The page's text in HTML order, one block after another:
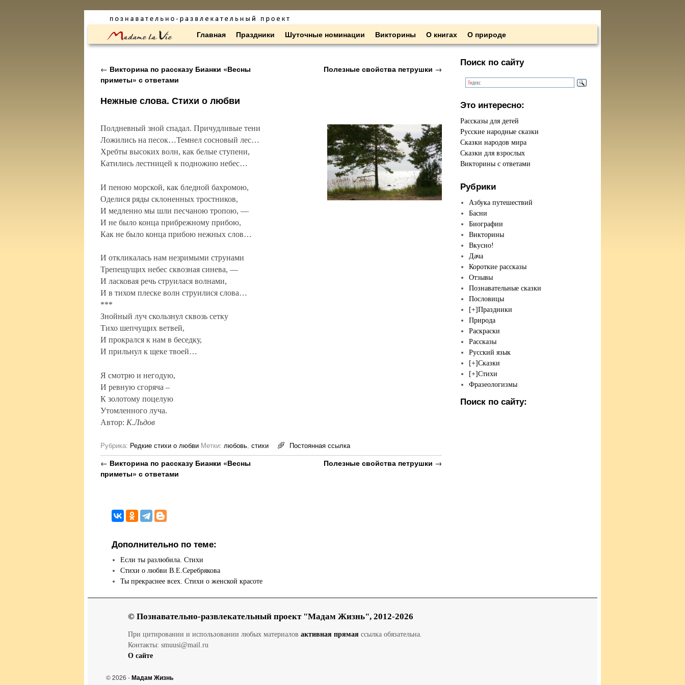
Перейти к основному содержимому
Перейти к дополнительному содержимому Главная Праздники Шуточные номинации Викторины О книгах О природе
Навигация по записям
← Викторина по рассказу Бианки «Весны
приметы» с ответами
Полезные свойства петрушки →
Нежные слова. Стихи о любви
Полдневный зной спадал. Причудливые тени
Ложились на песок…Темнел сосновый лес…
Хребты высоких волн, как белые ступени,
Катились лестницей к подножию небес…
И пеною морской, как бледной бахромою,
Оделися ряды склоненных тростников,
И медленно мы шли песчаною тропою, —
И не было конца прибрежному прибою,
Как не было конца прибою нежных слов…
И откликалась нам незримыми струнами
Трепещущих небес сквозная синева, —
И ласковая речь струилася волнами,
И в тихом плеске волн струилися слова…
***
Знойный луч скользнул сквозь сетку
Тихо шепчущих ветвей,
И прокрался к нам в беседку,
И прильнул к щеке твоей…
Я смотрю и негодую,
И ревную сгоряча –
К золотому поцелую
Утомленного луча.
Автор: К.Льдов
Рубрика: Редкие стихи о любви Метки: любовь, стихи Постоянная ссылка
Навигация по записям
← Викторина по рассказу Бианки «Весны
приметы» с ответами
Полезные свойства петрушки →
Дополнительно по теме:
Если ты разлюбила. Стихи
Стихи о любви В.Е.Серебрякова
Ты прекраснее всех. Стихи о женской красоте
Поиск по сайту
Это интересно:
Рассказы для детей
Русские народные сказки
Сказки народов мира
Сказки для взрослых
Викторины с ответами
Рубрики
Азбука путешествий
Басни
Биографии
Викторины
Вкусно!
Дача
Короткие рассказы
Отзывы
Познавательные сказки
Пословицы
[+]Праздники
Природа
Раскраски
Рассказы
Русский язык
[+]Сказки
[+]Стихи
Фразеологизмы
Поиск по сайту:
© Познавательно-развлекательный проект "Мадам Жизнь", 2012-2026
При цитировании и использовании любых материалов активная прямаяссылка обязательна.
Контакты: smuusi@mail.ru
О сайте
© 2026 -Мадам Жизнь